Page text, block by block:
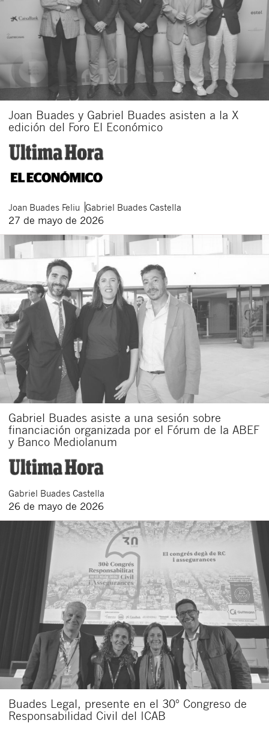
Joan Buades y Gabriel Buades asisten a la X
edición del Foro El Económico
Joan Buades Feliu Gabriel Buades Castella
27 de mayo de 2026
Gabriel Buades asiste a una sesión sobre
financiación organizada por el Fórum de la ABEF
y Banco Mediolanum
Gabriel Buades Castella
26 de mayo de 2026
Buades Legal, presente en el 30º Congreso de
Responsabilidad Civil del ICAB